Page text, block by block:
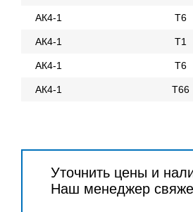
АК4-1 Т6
АК4-1 Т1
АК4-1 Т6
АК4-1 Т66
Уточнить цены и
Наш менеджер